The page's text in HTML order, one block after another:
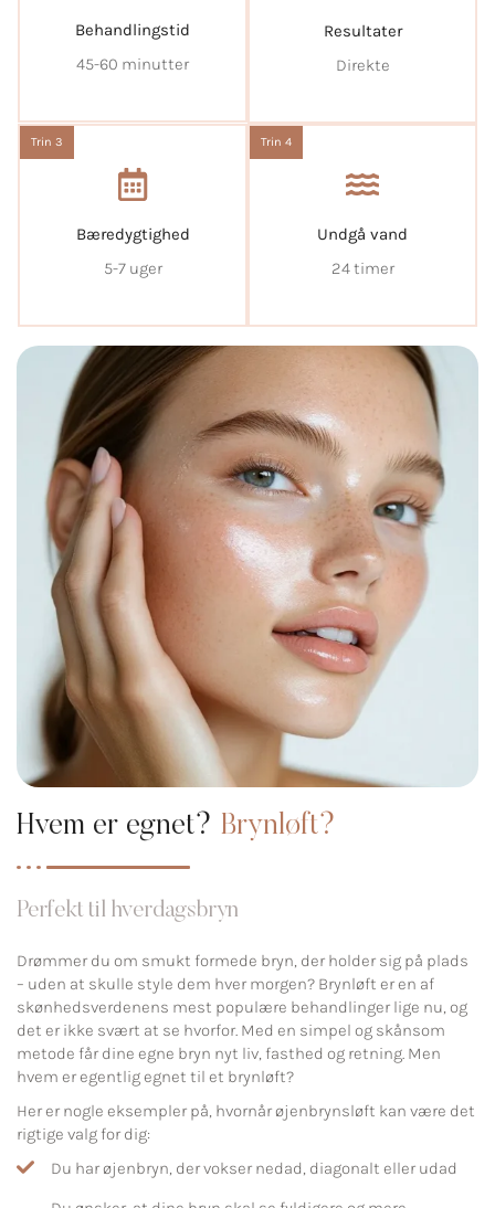
Behandlingstid
45-60 minutter
Resultater
Direkte
Bæredygtighed
5-7 uger
Trin 3
Undgå vand
24 timer
Trin 4
Hvem er egnet? Brynløft?
Perfekt til hverdagsbryn
Drømmer du om smukt formede bryn, der holder sig på plads
– uden at skulle style dem hver morgen? Brynløft er en af
skønhedsverdenens mest populære behandlinger lige nu, og
det er ikke svært at se hvorfor. Med en simpel og skånsom
metode får dine egne bryn nyt liv, fasthed og retning. Men
hvem er egentlig egnet til et brynløft?
Her er nogle eksempler på, hvornår øjenbrynsløft kan være det
rigtige valg for dig:
Du har øjenbryn, der vokser nedad, diagonalt eller udad